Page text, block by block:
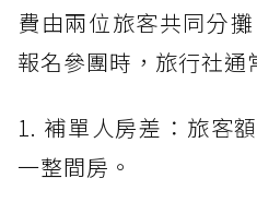
費由兩位旅客共同分
報名參團時，旅行社通
1. 補單人房差：旅客
一整間房。